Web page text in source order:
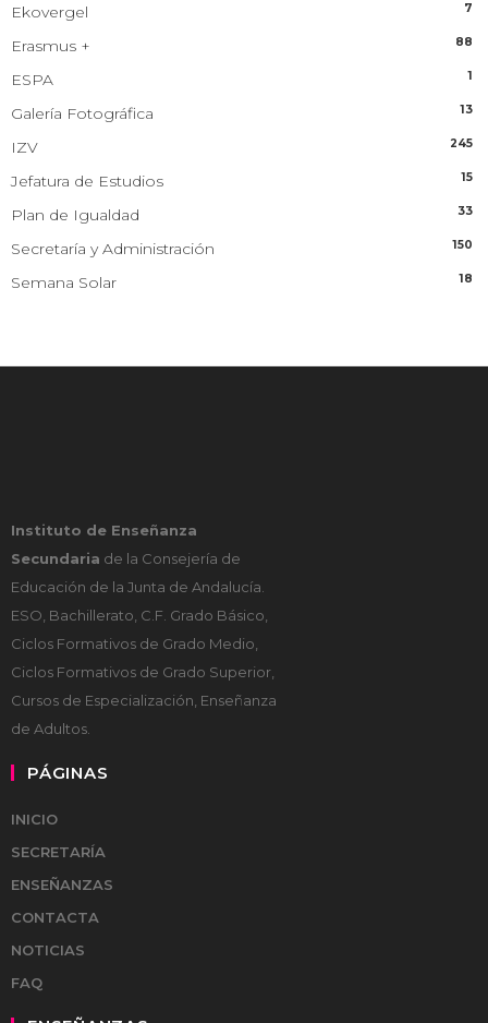
Ekovergel 7
Erasmus + 88
ESPA 1
Galería Fotográfica 13
IZV 245
Jefatura de Estudios 15
Plan de Igualdad 33
Secretaría y Administración 150
Semana Solar 18
Instituto de Enseñanza
Secundaria de la Consejería de
Educación de la Junta de Andalucía.
ESO, Bachillerato, C.F. Grado Básico,
Ciclos Formativos de Grado Medio,
Ciclos Formativos de Grado Superior,
Cursos de Especialización, Enseñanza
de Adultos.
PÁGINAS
INICIO
SECRETARÍA
ENSEÑANZAS
CONTACTA
NOTICIAS
FAQ